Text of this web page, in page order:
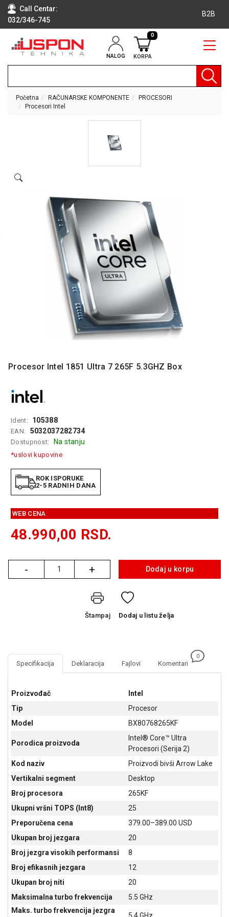
Call Centar:
032/346-745
B2B
NALOG KORPA
0
RAČUNARI
TEHNIKA
KLIME I
NEGA
RAČUNARSKE
KOMPONENTE
RAČUNARSKE
PERIFERIJE
EELEKTRO
ZAŠTITA
SOLARNI
SISTEMI
OPREMA
ŠTAMPAČI,
NAVIGACIJE
NADZOR I
OPREMA
ADAPTERI
MATERIJAL
ZA
KUĆU
ŠKOLSKI
PRIBOR
BICIKLE
FITNES
Početna RAČUNARSKE KOMPONENTE
PROCESORI
Procesori Intel
Procesor Intel 1851 Ultra 7 265F 5.3GHZ Box
Ident: 105388
EAN: 5032037282734
Dostupnost: Na stanju
*uslovi kupovine
ROK ISPORUKE
2-5 RADNIH DANA
WEB CENA
48.990,00 RSD.
- + Dodaj u korpu
Štampaj Dodaj u listu želja
Specifikacija Deklaracija Fajlovi Komentari
0
Proizvođač
Intel
Tip
Procesor
Model
BX80768265KF
Porodica proizvoda
Intel® Core™ Ultra
Procesori (Serija 2)
Kod naziv
Proizvodi bivši Arrow Lake
Vertikalni segment
Desktop
Broj procesora
265KF
Ukupni vršni TOPS (Int8)
25
Preporučena cena
379.00–389.00 USD
Ukupan broj jezgara
20
Broj jezgra visokih performansi
8
Broj efikasnih jezgara
12
Ukupan broj niti
20
Maksimalna turbo frekvencija
5.5 GHz
Maks. turbo frekvencija jezgra